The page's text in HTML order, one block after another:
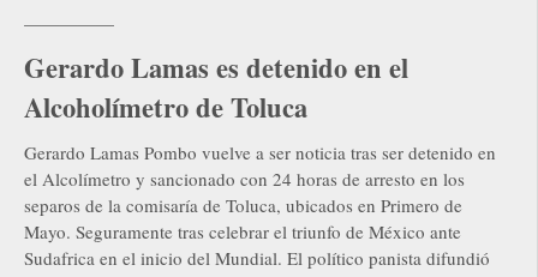
—————
Gerardo Lamas es detenido en el
Alcoholímetro de Toluca
Gerardo Lamas Pombo vuelve a ser noticia tras ser detenido en
el Alcolímetro y sancionado con 24 horas de arresto en los
separos de la comisaría de Toluca, ubicados en Primero de
Mayo. Seguramente tras celebrar el triunfo de México ante
Sudafrica en el inicio del Mundial. El político panista difundió